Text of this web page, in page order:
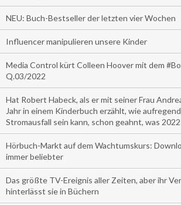
NEU: Buch-Bestseller der letzten vier Wochen
Influencer manipulieren unsere Kinder
Media Control kürt Colleen Hoover mit dem
Q.03/2022
Hat Robert Habeck, als er mit seiner Frau
Jahr in einem Kinderbuch erzählt, wie
Stromausfall sein kann, schon geahnt, was
Hörbuch-Markt auf dem Wachtumskurs:
immer beliebter
Das größte TV-Ereignis aller Zeiten, aber ihr
hinterlässt sie in Büchern